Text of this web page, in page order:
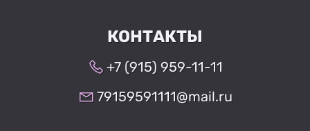
КОНТАКТЫ
+7 (915) 959-11-11
79159591111@mail.ru